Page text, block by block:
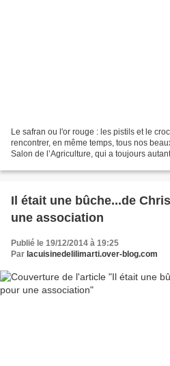
Le safran ou l'or rouge : les pistils et le crocus sativus (fleur de joie) Où
rencontrer, en même temps, tous nos
Salon de l’Agriculture, qui a toujours
Il était une bûche...de
une association
Publié le 19/12/2014 à 19:25
Par lacuisinedelilimarti.over-blog.com